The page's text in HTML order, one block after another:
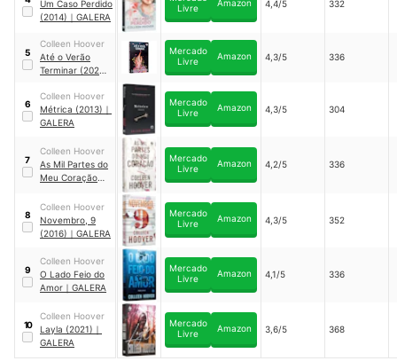
Um Caso Perdido
(2014) ｜ GALERA
Livre
Amazon 4,4/5 332
5
Colleen Hoover
Até o Verão
Terminar (2021)
Mercado
Livre
Amazon 4,3/5 336
6
Colleen Hoover
Métrica (2013) ｜
GALERA
Mercado
Livre
Amazon 4,3/5 304
7
Colleen Hoover
As Mil Partes do
Meu Coração
Mercado
Livre
Amazon 4,2/5 336
8
Colleen Hoover
Novembro, 9
(2016) ｜ GALERA
Mercado
Livre
Amazon 4,3/5 352
9
Colleen Hoover
O Lado Feio do
Amor ｜ GALERA
Mercado
Livre
Amazon 4,1/5 336
10
Colleen Hoover
Layla (2021) ｜
GALERA
Mercado
Livre
Amazon 3,6/5 368